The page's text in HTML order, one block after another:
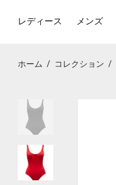
レディース メンズ
ホーム / コレクション /